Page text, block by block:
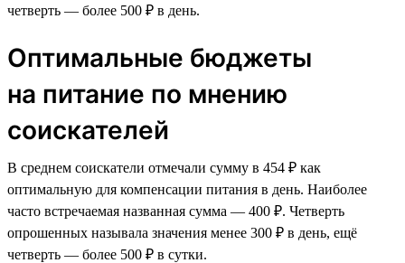
четверть — более 500 ₽ в день.
Оптимальные бюджеты
на питание по мнению
соискателей
В среднем соискатели отмечали сумму в 454 ₽ как
оптимальную для компенсации питания в день. Наиболее
часто встречаемая названная сумма — 400 ₽. Четверть
опрошенных называла значения менее 300 ₽ в день, ещё
четверть — более 500 ₽ в сутки.